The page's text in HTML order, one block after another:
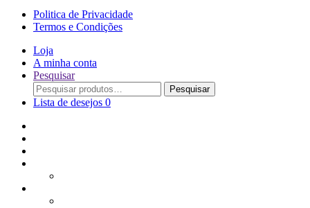
Politica de Privacidade
Termos e Condições
Loja
A minha conta
Pesquisar
Procurar
por:
Pesquisar
Lista de desejos 0